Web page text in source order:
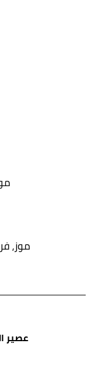
موز،
عصير